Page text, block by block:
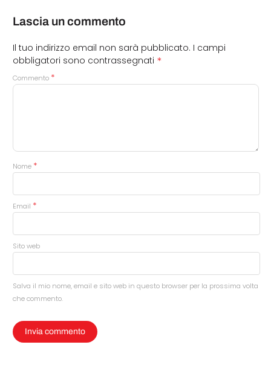
Lascia un commento
Il tuo indirizzo email non sarà pubblicato. I campi
obbligatori sono contrassegnati *
Commento *
Nome *
Email *
Sito web
Salva il mio nome, email e sito web in questo browser per la prossima volta
che commento.